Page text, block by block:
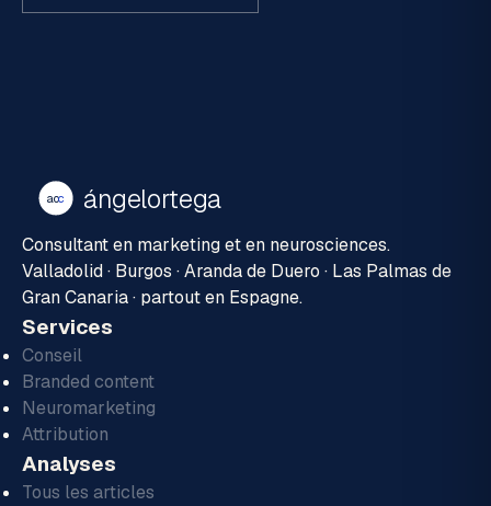
aoc ángelortega
Consultant en marketing et en neurosciences.
Valladolid · Burgos · Aranda de Duero · Las Palmas de
Gran Canaria · partout en Espagne.
Services
Conseil
Branded content
Neuromarketing
Attribution
Analyses
Tous les articles